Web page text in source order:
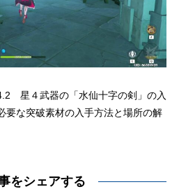
星４武器の「水仙十字の剣」の入
要な突破素材の入手方法と場所の解
をシェアする